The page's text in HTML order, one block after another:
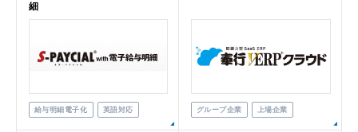
細
給与明細電子化 英語対応 グループ企業 上場企業